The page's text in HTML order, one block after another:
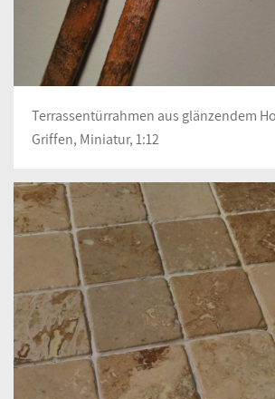
Terrassentürrahmen aus glänzendem
Griffen, Miniatur, 1:12